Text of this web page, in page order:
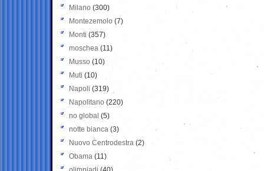
Milano (300)
Montezemolo (7)
Monti (357)
moschea (11)
Musso (10)
Muti (10)
Napoli (319)
Napolitano (220)
no global (5)
notte bianca (3)
Nuovo Centrodestra (2)
Obama (11)